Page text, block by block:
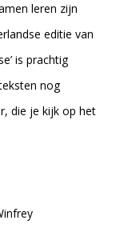
leren zijn
editie van
is prachtig
nog
die je kijk op het